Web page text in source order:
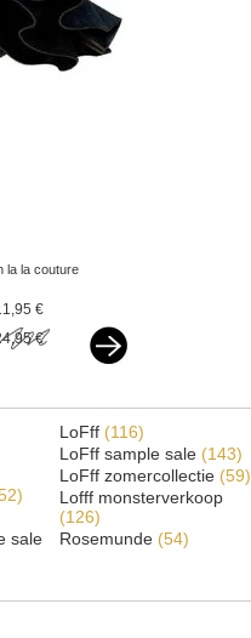
la la couture
€
€
sale
LoFff (116)
LoFff sample sale (143)
LoFff zomercollectie (59)
Lofff monsterverkoop
(126)
Rosemunde (54)